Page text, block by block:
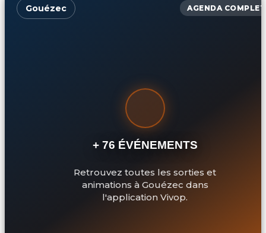
Gouézec AGENDA COMPLET
+ 76 ÉVÉNEMENTS
Retrouvez toutes les sorties et
animations à Gouézec dans
l'application Vivop.